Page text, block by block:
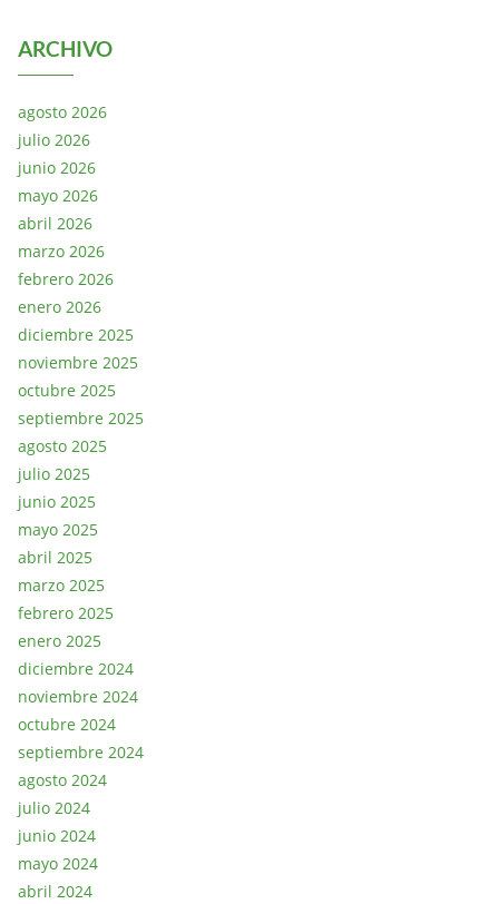
ARCHIVO
agosto 2026
julio 2026
junio 2026
mayo 2026
abril 2026
marzo 2026
febrero 2026
enero 2026
diciembre 2025
noviembre 2025
octubre 2025
septiembre 2025
agosto 2025
julio 2025
junio 2025
mayo 2025
abril 2025
marzo 2025
febrero 2025
enero 2025
diciembre 2024
noviembre 2024
octubre 2024
septiembre 2024
agosto 2024
julio 2024
junio 2024
mayo 2024
abril 2024